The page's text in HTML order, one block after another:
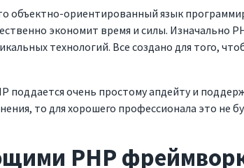
объектно-ориентированный язык
экономит время и силы. Изначально
технологий. Все создано для того,
поддается очень простому апдейту и
то для хорошего профессионала это не
PHP